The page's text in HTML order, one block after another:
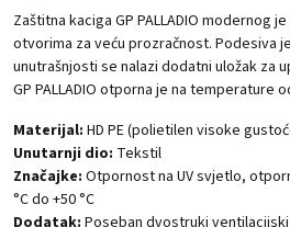
Zaštitna kaciga GP PALLADIO modernog
otvorima za veću prozračnost. Podesiva
unutrašnjosti se nalazi dodatni uložak za
GP PALLADIO otporna je na temperature
Materijal: HD PE (polietilen visoke
Unutarnji dio: Tekstil
Značajke: Otpornost na UV svjetlo,
°C do +50 °C
Dodatak: Poseban dvostruki